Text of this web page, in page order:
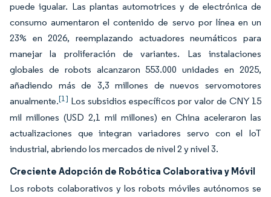
puede igualar. Las plantas automotrices y de electrónica de
consumo aumentaron el contenido de servo por línea en un
23% en 2026, reemplazando actuadores neumáticos para
manejar la proliferación de variantes. Las instalaciones
globales de robots alcanzaron 553.000 unidades en 2025,
añadiendo más de 3,3 millones de nuevos servomotores
anualmente.[1] Los subsidios específicos por valor de CNY 15
mil millones (USD 2,1 mil millones) en China aceleraron las
actualizaciones que integran variadores servo con el IoT
industrial, abriendo los mercados de nivel 2 y nivel 3.
Creciente Adopción de Robótica Colaborativa y Móvil
Los robots colaborativos y los robots móviles autónomos se